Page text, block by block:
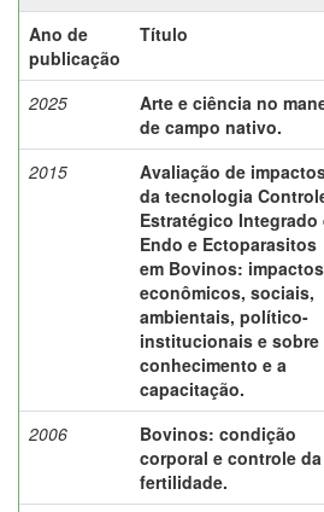
Ano de
publicação
Título
2025
Arte e ciência no
de campo nativo.
2015
Avaliação de
da tecnologia
Estratégico Integrado
Endo e Ectoparasitos
em Bovinos: impactos
econômicos, sociais,
ambientais, político-
institucionais e sobre
conhecimento e a
capacitação.
2006
Bovinos: condição
corporal e controle da
fertilidade.